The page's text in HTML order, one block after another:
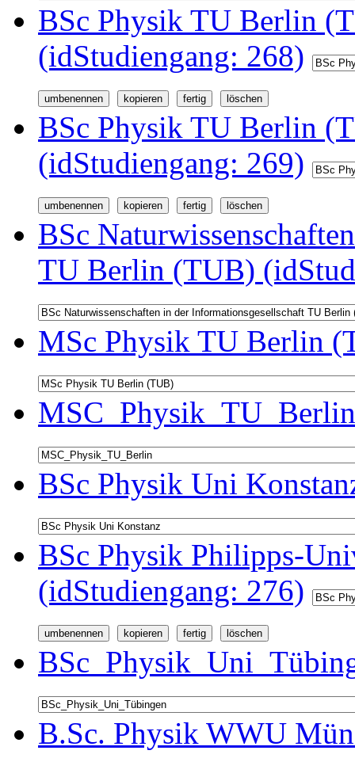
BSc Physik TU Berlin
(idStudiengang: 268)
BSc Physik TU Berlin
(idStudiengang: 269)
BSc
TU Berlin (TUB)
MSc Physik TU Berlin
BSc Physik Uni
BSc Physik Philipps-
(idStudiengang: 276)
B.Sc. Physik WWU